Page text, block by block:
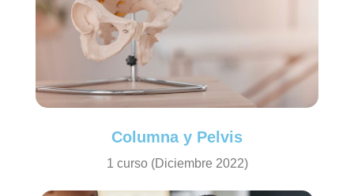
Columna y Pelvis
1 curso (Diciembre 2022)